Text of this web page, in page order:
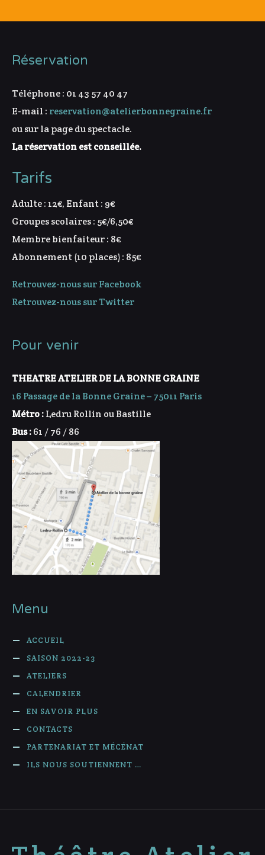
Réservation
Téléphone : 01 43 57 40 47
E-mail : reservation@atelierbonnegraine.fr
ou sur la page du spectacle.
La réservation est conseillée.
Tarifs
Adulte : 12€, Enfant : 9€
Groupes scolaires : 5€/6,50€
Membre bienfaiteur : 8€
Abonnement (10 places) : 85€
Retrouvez-nous sur Facebook
Retrouvez-nous sur Twitter
Pour venir
THEATRE ATELIER DE LA BONNE GRAINE
16 Passage de la Bonne Graine – 75011 Paris
Métro :Ledru Rollin ou Bastille
Bus :61 / 76 / 86
Menu
ACCUEIL
SAISON 2022-23
ATELIERS
CALENDRIER
EN SAVOIR PLUS
CONTACTS
PARTENARIAT ET MÉCÉNAT
ILS NOUS SOUTIENNENT …